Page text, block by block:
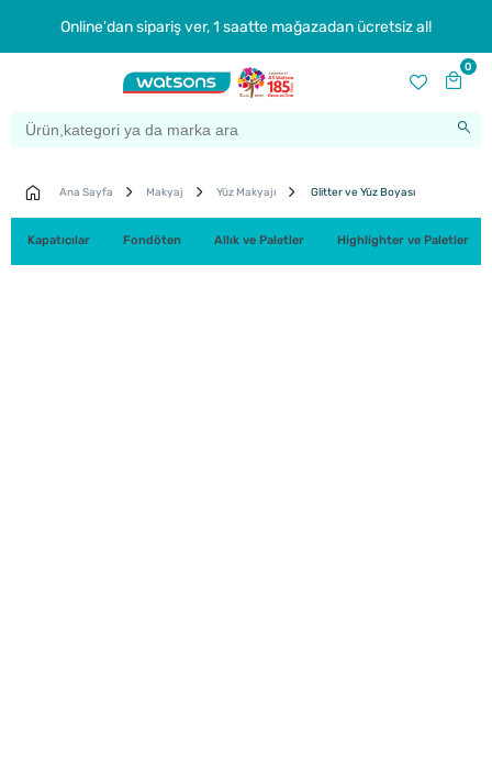
Online'dan sipariş ver, 1 saatte mağazadan ücretsiz al!
0
Ana Sayfa Makyaj Yüz Makyajı Glitter ve Yüz Boyası
Kapatıcılar Fondöten Allık ve Paletler Highlighter ve Paletler